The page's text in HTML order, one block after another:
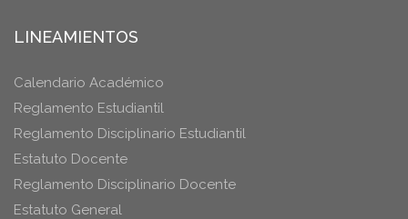
LINEAMIENTOS
Calendario Académico
Reglamento Estudiantil
Reglamento Disciplinario Estudiantil
Estatuto Docente
Reglamento Disciplinario Docente
Estatuto General